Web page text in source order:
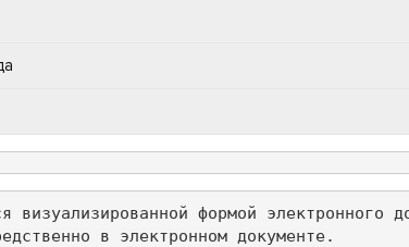
визуализированной формой
в электронном документе.